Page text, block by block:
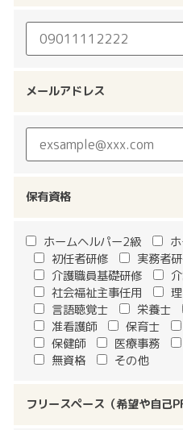
メールアドレス
保有資格
ホームヘルパー2級
初任者研修
実務者
介護職員基礎研修
社会福祉主事任用
言語聴覚士
栄養士
准看護師
保育士
保健師
医療事務
無資格
その他
フリースペース（希望や自己